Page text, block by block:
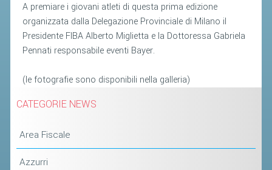
A premiare i giovani atleti di questa prima edizione
organizzata dalla Delegazione Provinciale di Milano il
Presidente FIBA Alberto Miglietta e la Dottoressa Gabriela
Pennati responsabile eventi Bayer.
(le fotografie sono disponibili nella galleria)
CATEGORIE NEWS
Area Fiscale
Azzurri
SCHEDE ATLETI
VOLA CON NOI
CENTRI TECNICI TERRITORIALI
COMMISSIONE ATLETI
TESSERAMENTO